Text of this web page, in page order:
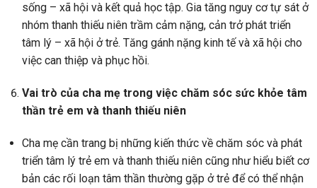
sống – xã hội và kết quả học tập. Gia tăng nguy cơ tự sát ở
nhóm thanh thiếu niên trầm cảm nặng, cản trở phát triển
tâm lý – xã hội ở trẻ. Tăng gánh nặng kinh tế và xã hội cho
việc can thiệp và phục hồi.
Vai trò của cha mẹ trong việc chăm sóc sức khỏe tâm
thần trẻ em và thanh thiếu niên
Cha mẹ cần trang bị những kiến thức về chăm sóc và phát
triển tâm lý trẻ em và thanh thiếu niên cũng như hiểu biết cơ
bản các rối loạn tâm thần thường gặp ở trẻ để có thể nhận